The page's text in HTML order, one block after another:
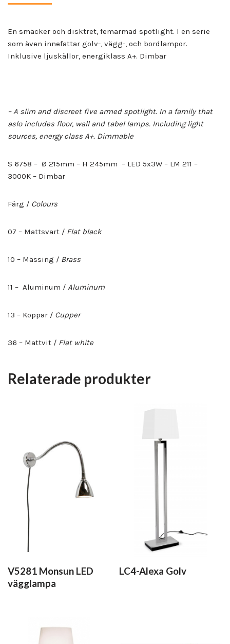
En smäcker och disktret, femarmad spotlight. I en serie
som även innefattar golv-, vägg-, och bordlampor.
Inklusive ljuskällor, energiklass A+. Dimbar
– A slim and discreet five armed spotlight. In a family that
aslo includes floor, wall and tabel lamps. Including light
sources, energy class A+. Dimmable
S 6758 – Ø 215mm – H 245mm – LED 5x3W – LM 211 –
3000K – Dimbar
Färg / Colours
07 – Mattsvart / Flat black
10 – Mässing / Brass
11 – Aluminum / Aluminum
13 – Koppar / Cupper
36 – Mattvit / Flat white
Relaterade produkter
V5281 Monsun LED
vägglampa
LC4-Alexa Golv